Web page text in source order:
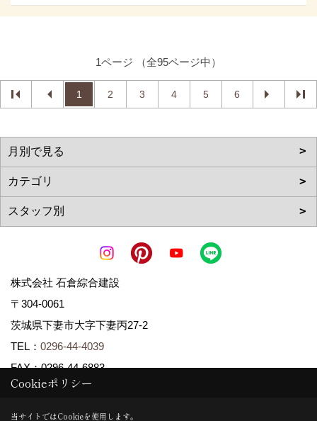
1ページ （全95ページ中）
1 2 3 4 5 6
株式会社 石倉綜合建設
〒304-0061
茨城県下妻市大字下妻丙27-2
TEL： 0296-44-4039
FAX：0296-44-6883
＜営業時間＞8:00～21:00
＜定休日＞日曜・祝日
Cookieポリシー
当サイトではCookieを使用します。